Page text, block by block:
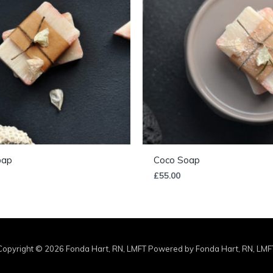
Coco Soap
£55.00
© 2026 Fonda Hart, RN, LMFT Powered by Fonda Hart, RN,